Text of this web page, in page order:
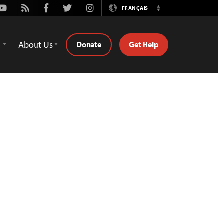
Rss FacebookTwitterInstagramFRANÇAIS
Switch
About Us Donate Get Help